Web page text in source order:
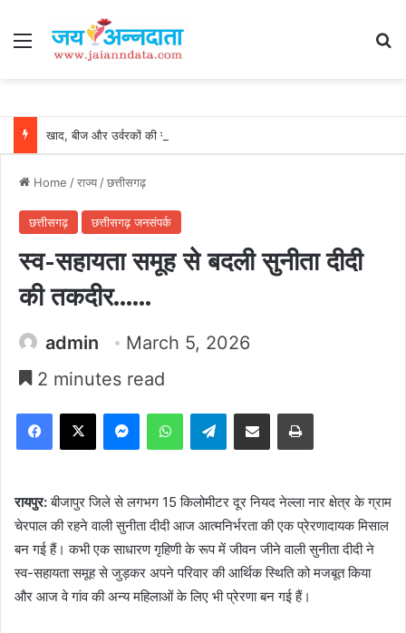
Menu
Home /राज्य/छत्तीसगढ़
छत्तीसगढ़ छत्तीसगढ़ जनसंपर्क
स्व-सहायता समूह से बदली सुनीता दीदी
की तकदीर……
admin
March 5, 2026
2 minutes read
Facebook
X MessengerWhatsAppTelegramShare via Email Print
रायपुर:बीजापुर जिले से लगभग 15 किलोमीटर दूर नियद नेल्ला नार क्षेत्र के ग्राम
चेरपाल की रहने वाली सुनीता दीदी आज आत्मनिर्भरता की एक प्रेरणादायक मिसाल
बन गई हैं। कभी एक साधारण गृहिणी के रूप में जीवन जीने वाली सुनीता दीदी ने
स्व-सहायता समूह से जुड़कर अपने परिवार की आर्थिक स्थिति को मजबूत किया
और आज वे गांव की अन्य महिलाओं के लिए भी प्रेरणा बन गई हैं।